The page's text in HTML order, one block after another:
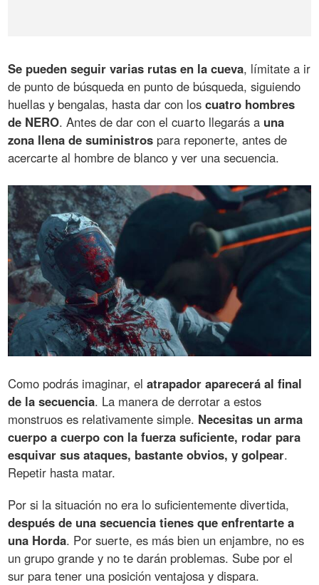
Se pueden seguir varias rutas en la cueva, límitate a ir
de punto de búsqueda en punto de búsqueda, siguiendo
huellas y bengalas, hasta dar con loscuatro hombres
de NERO. Antes de dar con el cuarto llegarás a una
zona llena de suministros para reponerte, antes de
acercarte al hombre de blanco y ver una secuencia.
Como podrás imaginar, elatrapador aparecerá al final
de la secuencia. La manera de derrotar a estos
monstruos es relativamente simple. Necesitas un arma
cuerpo a cuerpo con la fuerza suficiente, rodar para
esquivar sus ataques, bastante obvios, y golpear.
Repetir hasta matar.
Por si la situación no era lo suficientemente divertida,
después de una secuencia tienes que enfrentarte a
una Horda. Por suerte, es más bien un enjambre, no es
un grupo grande y no te darán problemas. Sube por el
sur para tener una posición ventajosa y dispara.